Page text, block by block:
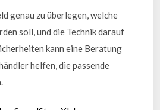
genau zu überlegen, welche
soll, und die Technik darauf
kann eine Beratung
helfen, die passende